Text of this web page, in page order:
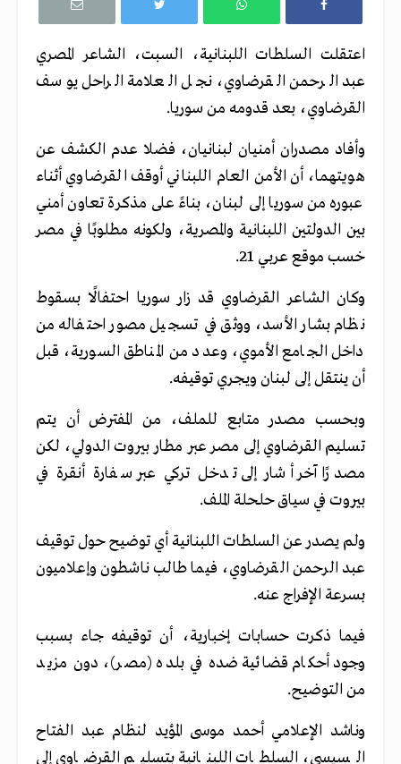
اعتقلت السلطات اللبنانية، السبت، الشاعر المصري
عبد الرحمن القرضاوي، نجل العلامة الراحل يوسف
القرضاوي، بعد قدومه من سوريا.
وأفاد مصدران أمنيان لبنانيان، فضلا عدم الكشف عن
هويتهما، أن الأمن العام اللبناني أوقف القرضاوي أثناء
عبوره من سوريا إلى لبنان، بناءً على مذكرة تعاون أمني
بين الدولتين اللبنانية والمصرية، ولكونه مطلوبًا في مصر
خسب موقع عربي 21.
وكان الشاعر القرضاوي قد زار سوريا احتفالًا بسقوط
نظام بشار الأسد، ووثق في تسجيل مصور احتفاله من
داخل الجامع الأموي، وعدد من المناطق السورية، قبل
أن ينتقل إلى لبنان ويجري توقيفه.
وبحسب مصدر متابع للملف، من المفترض أن يتم
تسليم القرضاوي إلى مصر عبر مطار بيروت الدولي، لكن
مصدرًا آخر أشار إلى تدخل تركي عبر سفارة أنقرة في
بيروت في سياق حلحلة الملف.
ولم يصدر عن السلطات اللبنانية أي توضيح حول توقيف
عبد الرحمن القرضاوي، فيما طالب ناشطون وإعلاميون
بسرعة الإفراج عنه.
فيما ذكرت حسابات إخبارية، أن توقيفه جاء بسبب
وجود أحكام قضائية ضده في بلده (مصر)، دون مزيد
من التوضيح.
وناشد الإعلامي أحمد موسى المؤيد لنظام عبد الفتاح
السيسي، السلطات اللبنانية بتسليم القرضاوي إلى